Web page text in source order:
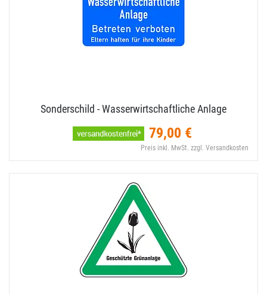
Sonderschild - Wasserwirtschaftliche Anlage
79,00 €
Preis inkl. MwSt. zzgl. Versandkosten